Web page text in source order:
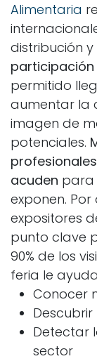
Alimentaria
distribución
participación
permitido
aumentar la
imagen de
potenciales.
acuden para
exponen.
expositores
punto clave
90% de los
feria le
Conocer
Detectar
sector